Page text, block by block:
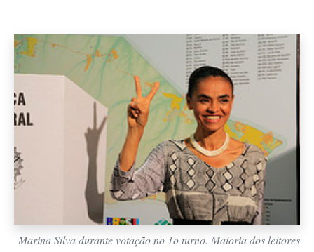
Marina Silva durante votação no 1o turno. Maioria dos leitores